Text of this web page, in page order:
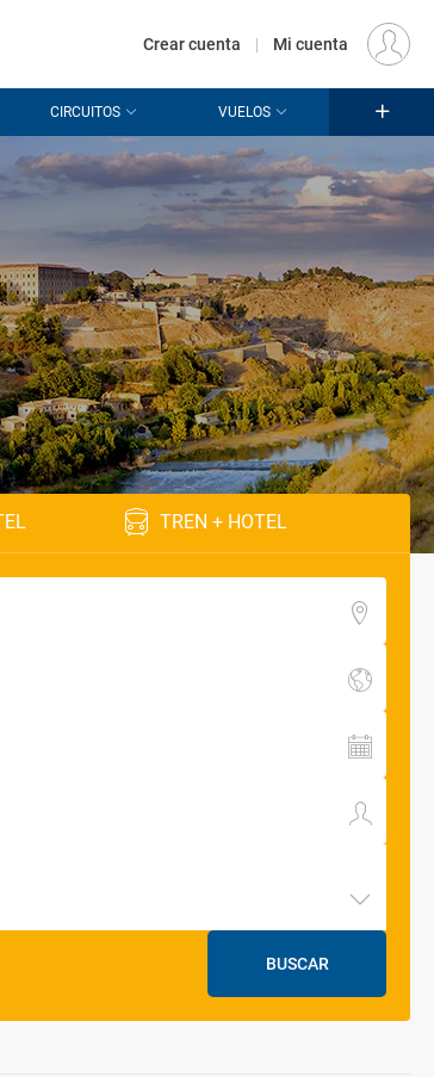
EUR
Crear cuenta | Mi cuenta
CIRCUITOS VUELOS
TREN + HOTEL
BUSCAR